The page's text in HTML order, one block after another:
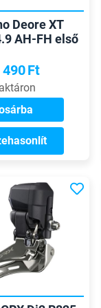
Deore XT
AH-FH első
Ft